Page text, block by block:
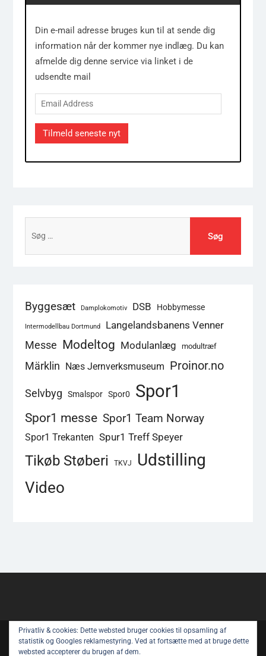
Din e-mail adresse bruges kun til at sende dig
information når der kommer nye indlæg. Du kan
afmelde dig denne service via linket i de
udsendte mail
Email
Address
Tilmeld seneste nyt
efter:
Byggesæt Damplokomotiv DSB Hobbymesse
Intermodellbau Dortmund
Langelandsbanens Venner
Messe Modeltog Modulanlæg modultræf
Märklin Næs Jernverksmuseum Proinor.no
Selvbyg Smalspor Spor0 Spor1
Spor1 messe Spor1 Team Norway
Spor1 Trekanten Spur1 Treff Speyer
Tikøb Støberi TKVJ Udstilling
Video
Copyright © All rights reserved.
Privatliv & cookies: Dette websted bruger cookies til opsamling af
statistik og Googles reklamestyring. Ved at fortsætte med at bruge dette
websted accepterer du brugen af ​​dem.